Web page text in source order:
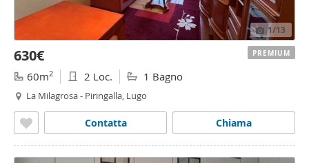
1/13
630€
60m2 2 Loc. 1 Bagno
La Milagrosa - Piringalla, Lugo
Chiama
Contatta
PREMIUM